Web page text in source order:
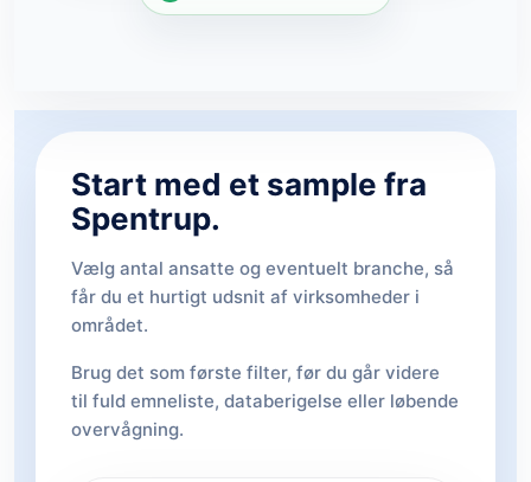
Start med et sample fra
Spentrup.
Vælg antal ansatte og eventuelt branche, så
får du et hurtigt udsnit af virksomheder i
området.
Brug det som første filter, før du går videre
til fuld emneliste, databerigelse eller løbende
overvågning.